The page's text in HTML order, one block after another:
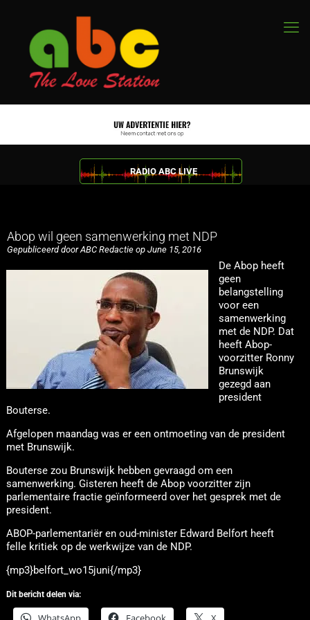
RADIO ABC LIVE
Abop wil geen samenwerking met NDP
Gepubliceerd door ABC Redactie op June 15, 2016
De Abop heeft
geen
belangstelling
voor een
samenwerking
met de NDP. Dat
heeft Abop-
voorzitter Ronny
Brunswijk
gezegd aan
president
Bouterse.
Afgelopen maandag was er een ontmoeting van de president
met Brunswijk.
Bouterse zou Brunswijk hebben gevraagd om een
samenwerking. Gisteren heeft de Abop voorzitter zijn
parlementaire fractie geïnformeerd over het gesprek met de
president.
ABOP-parlementariër en oud-minister Edward Belfort heeft
felle kritiek op de werkwijze van de NDP.
{mp3}belfort_wo15juni{/mp3}
Dit bericht delen via: